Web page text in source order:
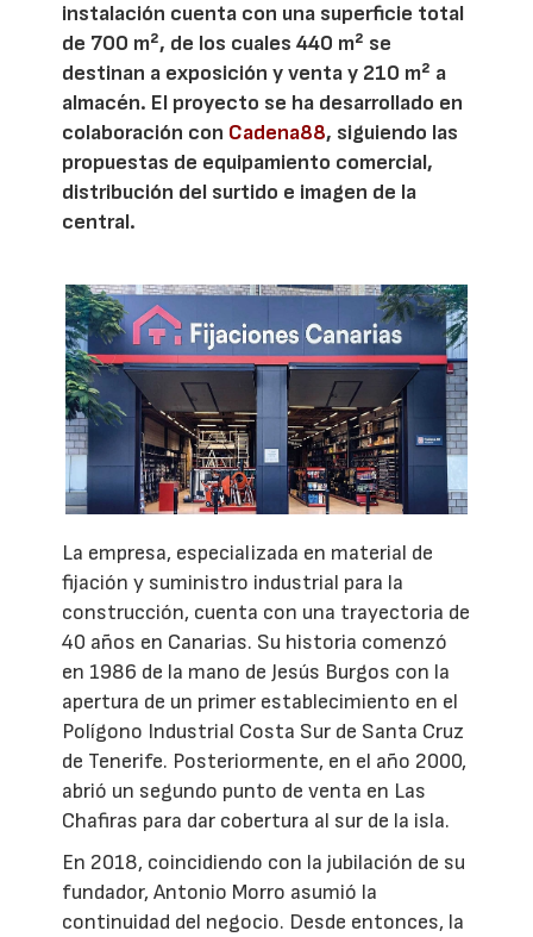
instalación cuenta con una superficie total
de 700 m², de los cuales 440 m² se
destinan a exposición y venta y 210 m² a
almacén. El proyecto se ha desarrollado en
colaboración con Cadena88, siguiendo las
propuestas de equipamiento comercial,
distribución del surtido e imagen de la
central.
La empresa, especializada en material de
fijación y suministro industrial para la
construcción, cuenta con una trayectoria de
40 años en Canarias. Su historia comenzó
en 1986 de la mano de Jesús Burgos con la
apertura de un primer establecimiento en el
Polígono Industrial Costa Sur de Santa Cruz
de Tenerife. Posteriormente, en el año 2000,
abrió un segundo punto de venta en Las
Chafiras para dar cobertura al sur de la isla.
En 2018, coincidiendo con la jubilación de su
fundador, Antonio Morro asumió la
continuidad del negocio. Desde entonces, la